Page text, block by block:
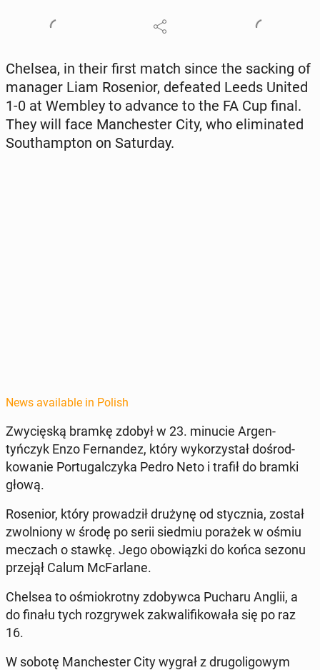
Chelsea, in their first match since the sacking of
manager Liam Rose­nior, de­feat­ed Leeds United
1-0 at Wembley to advance to the FA Cup final.
They will face Man­ches­ter City, who elim­i­nat­ed
Southamp­ton on Sat­ur­day.
News available in Polish
Zwycięską bramkę zdobył w 23. minucie Ar­gen­
tyńczyk Enzo Fer­nan­dez, który wyko­rzys­tał dośrod­
kowanie Por­tu­gal­czy­ka Pedro Neto i trafił do bramki
głową.
Rose­nior, który prowadz­ił drużynę od sty­cz­nia, został
zwol­niony w środę po serii siedmiu porażek w ośmiu
meczach o stawkę. Jego obow­iąz­ki do końca sezonu
przejął Calum Mc­Far­lane.
Chelsea to ośmiokrot­ny zdoby­w­ca Pucharu Anglii, a
do finału tych roz­gry­wek za­k­wal­i­fikowała się po raz
16.
W sobotę Man­ches­ter City wygrał z dru­goligowym